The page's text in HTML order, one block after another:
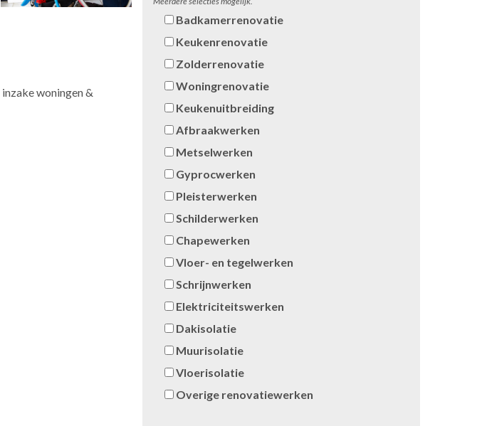
inzake woningen &
Badkamerrenovatie
Keukenrenovatie
Zolderrenovatie
Woningrenovatie
Keukenuitbreiding
Afbraakwerken
Metselwerken
Gyprocwerken
Pleisterwerken
Schilderwerken
Chapewerken
Vloer- en tegelwerken
Schrijnwerken
Elektriciteitswerken
Dakisolatie
Muurisolatie
Vloerisolatie
Overige renovatiewerken